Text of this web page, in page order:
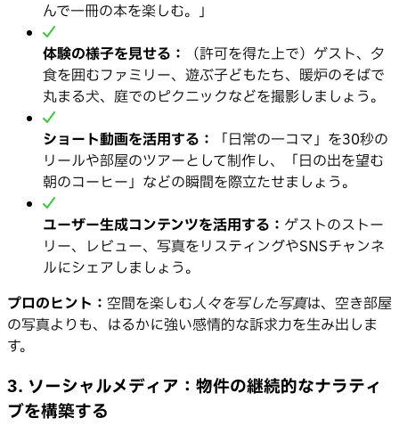
んで一冊の本を楽しむ。」
体験の様子を見せる：
（許可を得た上で）ゲスト、夕
食を囲むファミリー、遊ぶ子どもたち、暖炉のそばで
丸まる犬、庭でのピクニックなどを撮影しましょう。
ショート動画を活用する：
「日常の一コマ」を30秒の
リールや部屋のツアーとして制作し、「日の出を望む
朝のコーヒー」などの瞬間を際立たせましょう。
ユーザー生成コンテンツを活用する： ゲストのストー
リー、レビュー、写真をリスティングやSNSチャンネ
ルにシェアしましょう。
プロのヒント： 空間を楽しむ人々を写した写真は、空き部屋
の写真よりも、はるかに強い感情的な訴求力を生み出しま
す。
3. ソーシャルメディア：物件の継続的なナラティ
ブを構築する